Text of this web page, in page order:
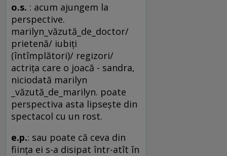
o.s. : acum ajungem la
perspective.
marilyn_văzută_de_doctor/
prietenă/ iubiţi
(întîmplători)/ regizori/
actriţa care o joacă - sandra,
niciodată marilyn
_văzută_de_marilyn. poate
perspectiva asta lipseşte din
spectacol cu un rost.
e.p.: sau poate că ceva din
fiinţa ei s-a disipat într-atît în